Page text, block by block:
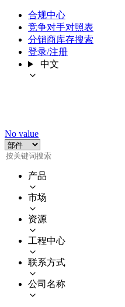
合规中心
竞争对手对照表
分销商库存搜索
登录/注册
中文
No value
产品
市场
资源
工程中心
联系方式
公司名称